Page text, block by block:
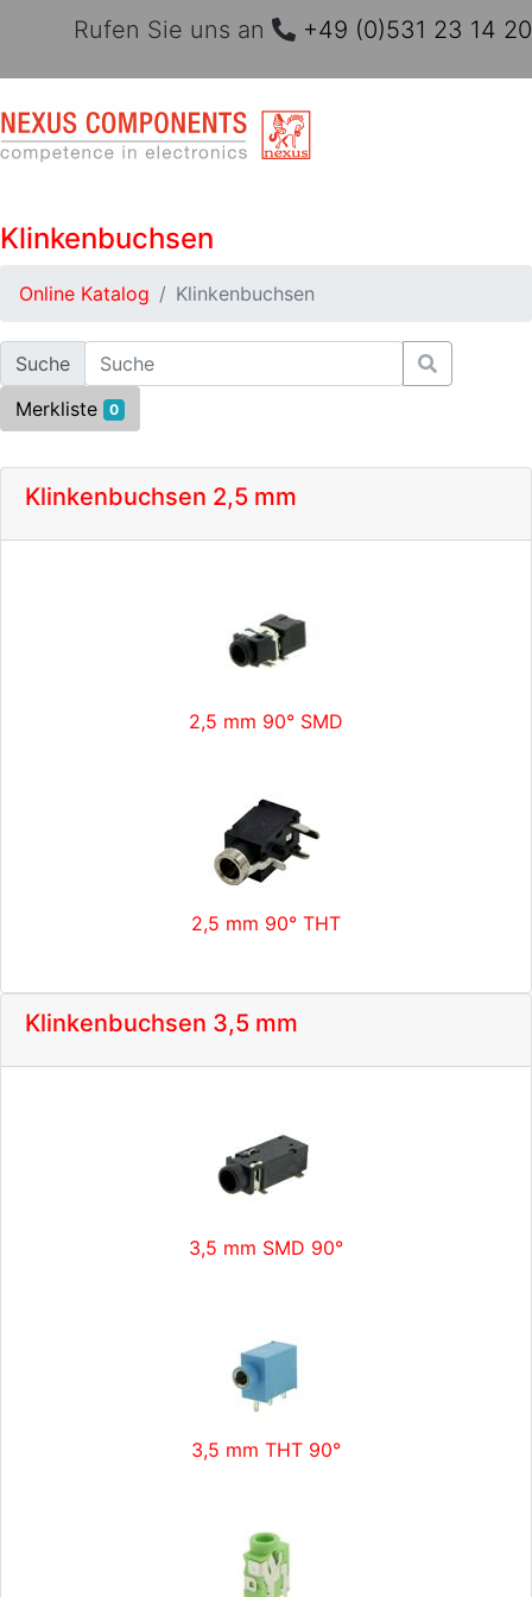
Rufen Sie uns an +49 (0)531 23 14 20
Klinkenbuchsen
Online Katalog Klinkenbuchsen
Suche
Merkliste
0
Klinkenbuchsen 2,5 mm
2,5 mm 90° SMD
2,5 mm 90° THT
Klinkenbuchsen 3,5 mm
3,5 mm SMD 90°
3,5 mm THT 90°